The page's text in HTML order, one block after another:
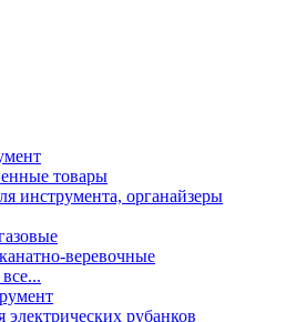
товары
инструмента, органайзеры
веревочные
рубанков